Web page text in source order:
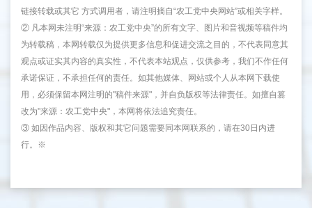
链接转载或其它 方式调用者，请注明摘自“农工党中央网站”或相关字样。
② 凡本网未注明“来源：农工党中央”的所有文字、图片和音视频等稿件均
为转载稿，本网转载仅为提供更多信息和促进交流之目的，不代表同意其
观点或证实其内容的真实性，不代表本站观点，仅供参考，我们不作任何
承诺保证，不承担任何的责任。如其他媒体、网站或个人从本网下载使
用，必须保留本网注明的"稿件来源"，并自负版权等法律责任。如擅自篡
改为"来源：农工党中央"，本网将依法追究责任。
③ 如因作品内容、版权和其它问题需要同本网联系的，请在30日内进
行。※